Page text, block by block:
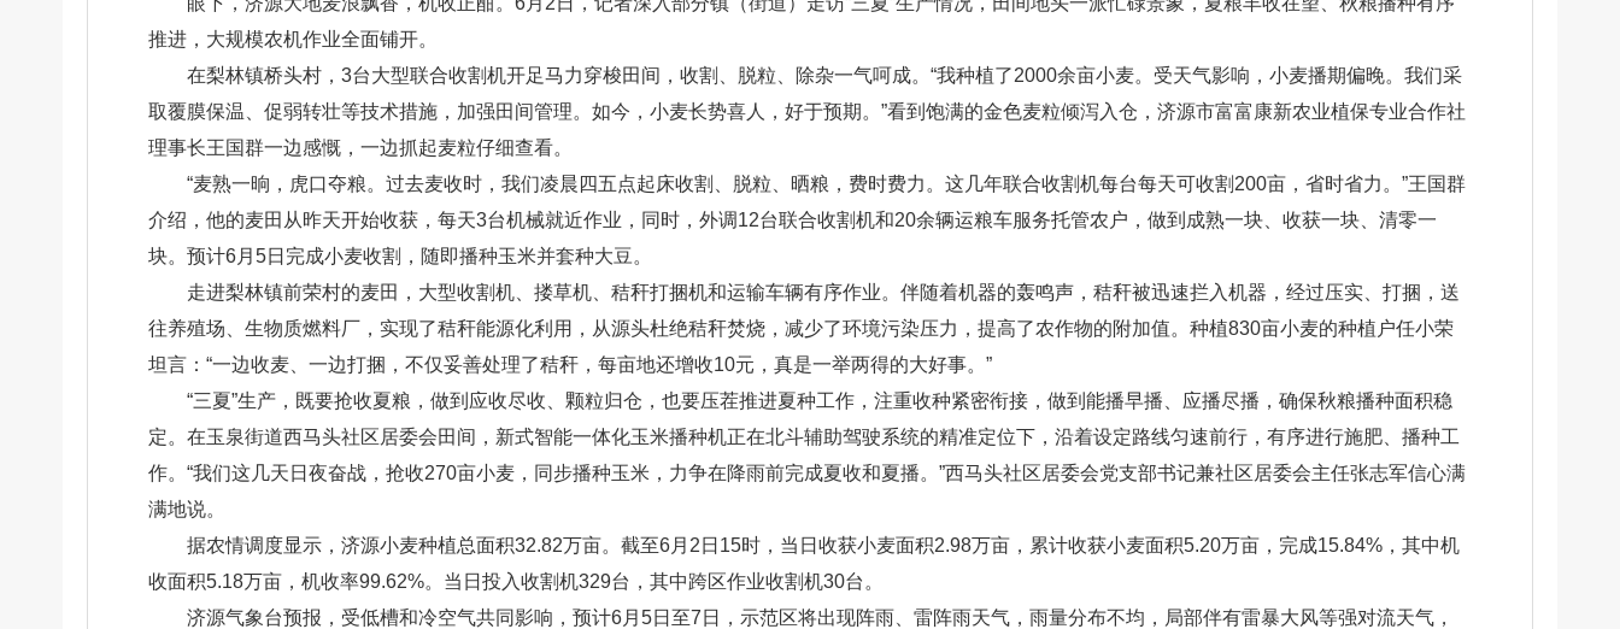
推进，大规模农机作业全面铺开。
在梨林镇桥头村，3台大型联合收割机开足马力穿梭田间，收割、脱粒、除杂一气呵成。“我种植了2000余亩小麦。受天气影响，小麦播期偏晚。我们采
取覆膜保温、促弱转壮等技术措施，加强田间管理。如今，小麦长势喜人，好于预期。”看到饱满的金色麦粒倾泻入仓，济源市富富康新农业植保专业合作社
理事长王国群一边感慨，一边抓起麦粒仔细查看。
“麦熟一晌，虎口夺粮。过去麦收时，我们凌晨四五点起床收割、脱粒、晒粮，费时费力。这几年联合收割机每台每天可收割200亩，省时省力。”王国群
介绍，他的麦田从昨天开始收获，每天3台机械就近作业，同时，外调12台联合收割机和20余辆运粮车服务托管农户，做到成熟一块、收获一块、清零一
块。预计6月5日完成小麦收割，随即播种玉米并套种大豆。
走进梨林镇前荣村的麦田，大型收割机、搂草机、秸秆打捆机和运输车辆有序作业。伴随着机器的轰鸣声，秸秆被迅速拦入机器，经过压实、打捆，送
往养殖场、生物质燃料厂，实现了秸秆能源化利用，从源头杜绝秸秆焚烧，减少了环境污染压力，提高了农作物的附加值。种植830亩小麦的种植户任小荣
坦言：“一边收麦、一边打捆，不仅妥善处理了秸秆，每亩地还增收10元，真是一举两得的大好事。”
“三夏”生产，既要抢收夏粮，做到应收尽收、颗粒归仓，也要压茬推进夏种工作，注重收种紧密衔接，做到能播早播、应播尽播，确保秋粮播种面积稳
定。在玉泉街道西马头社区居委会田间，新式智能一体化玉米播种机正在北斗辅助驾驶系统的精准定位下，沿着设定路线匀速前行，有序进行施肥、播种工
作。“我们这几天日夜奋战，抢收270亩小麦，同步播种玉米，力争在降雨前完成夏收和夏播。”西马头社区居委会党支部书记兼社区居委会主任张志军信心满
满地说。
据农情调度显示，济源小麦种植总面积32.82万亩。截至6月2日15时，当日收获小麦面积2.98万亩，累计收获小麦面积5.20万亩，完成15.84%，其中机
收面积5.18万亩，机收率99.62%。当日投入收割机329台，其中跨区作业收割机30台。
济源气象台预报，受低槽和冷空气共同影响，预计6月5日至7日，示范区将出现阵雨、雷阵雨天气，雨量分布不均，局部伴有雷暴大风等强对流天气，